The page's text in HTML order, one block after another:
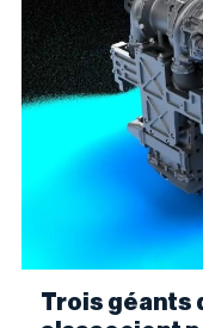
Trois géants